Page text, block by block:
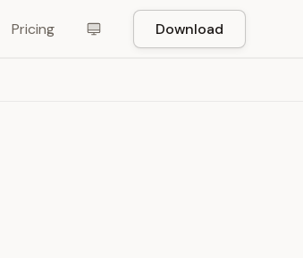
Pricing Download